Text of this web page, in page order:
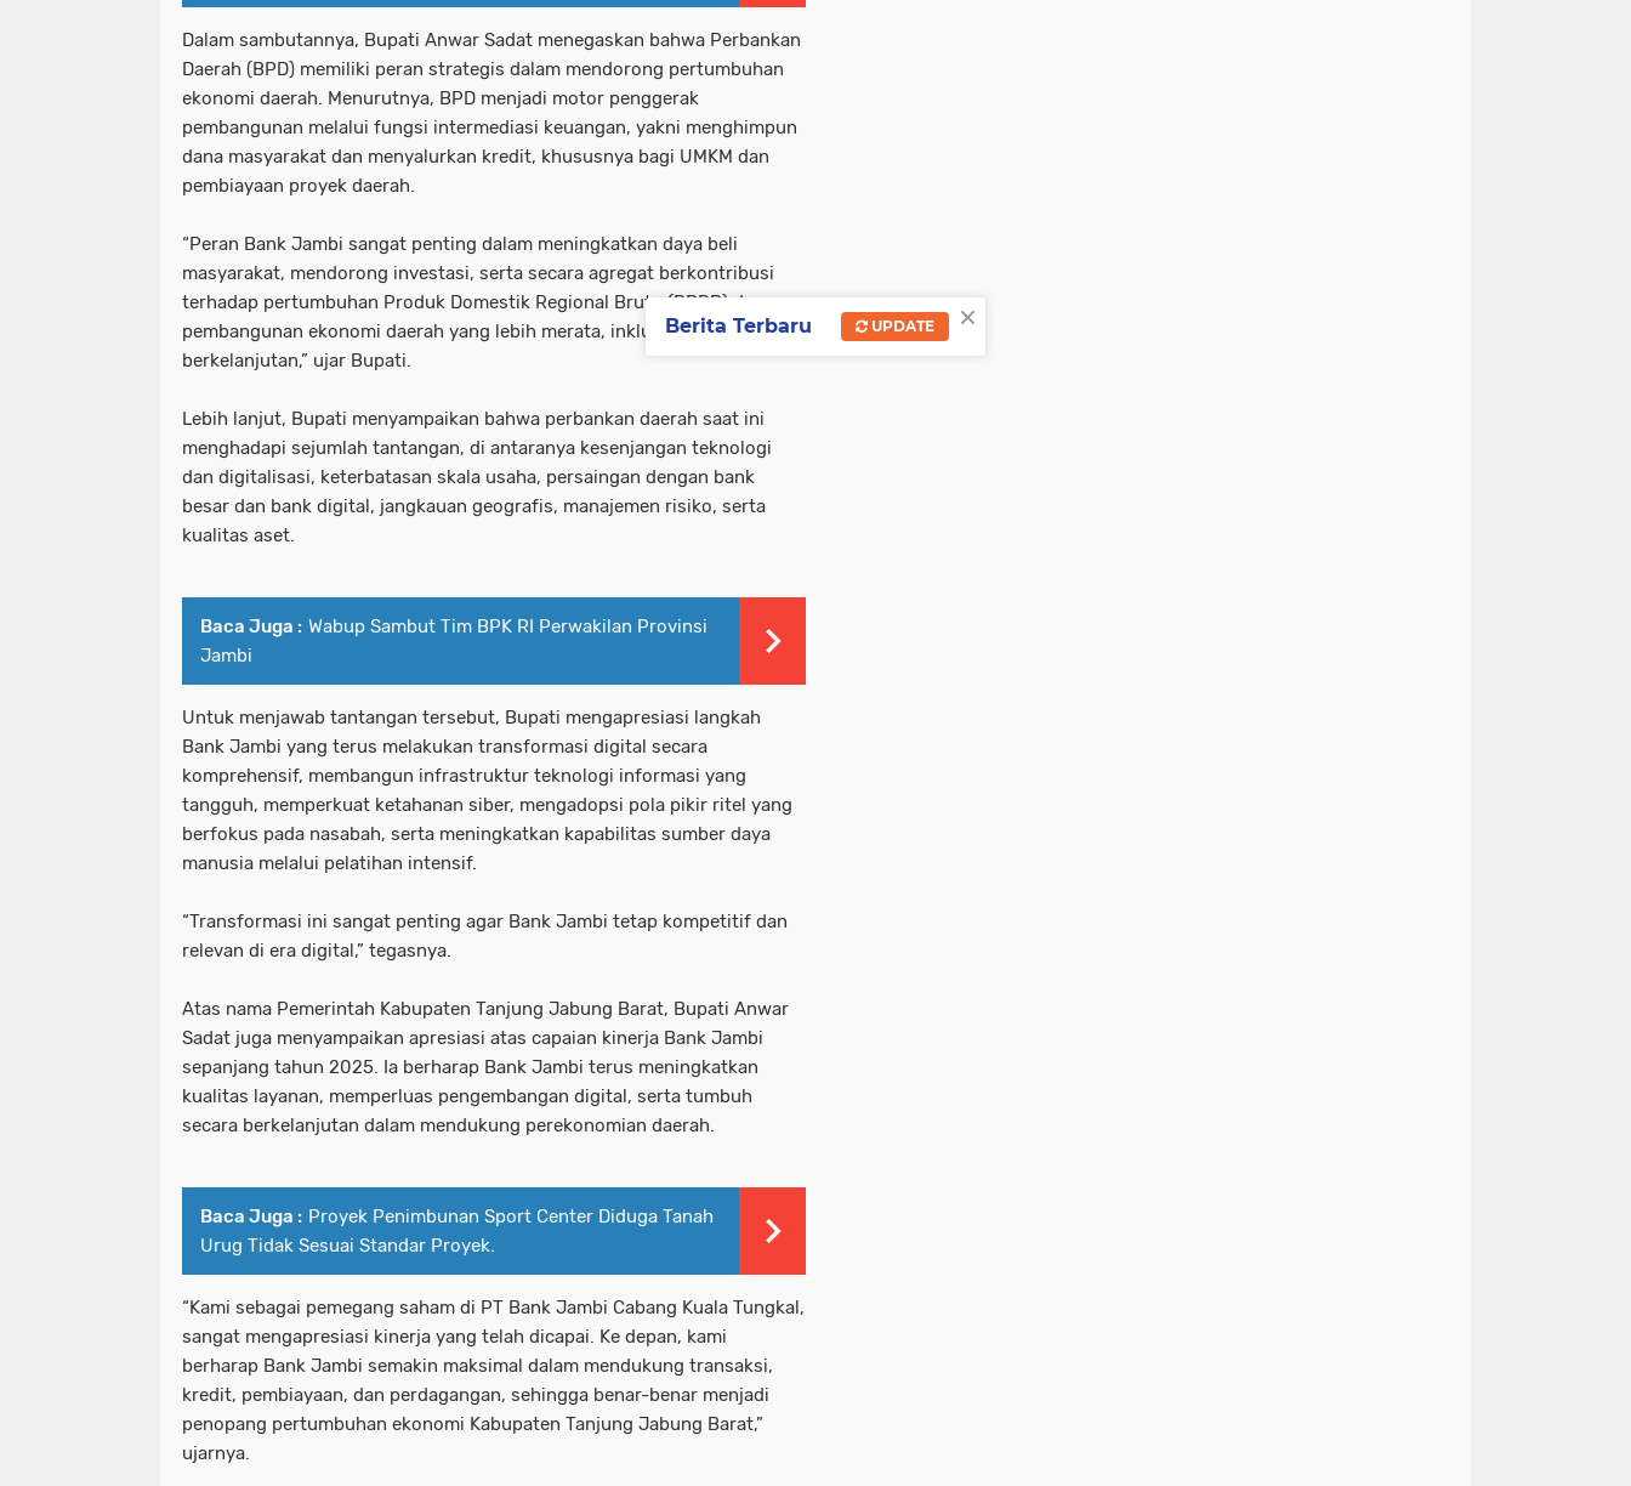
Dalam sambutannya, Bupati Anwar Sadat menegaskan bahwa Perbankan
Daerah (BPD) memiliki peran strategis dalam mendorong pertumbuhan
ekonomi daerah. Menurutnya, BPD menjadi motor penggerak
pembangunan melalui fungsi intermediasi keuangan, yakni menghimpun
dana masyarakat dan menyalurkan kredit, khususnya bagi UMKM dan
pembiayaan proyek daerah.
“Peran Bank Jambi sangat penting dalam meningkatkan daya beli
masyarakat, mendorong investasi, serta secara agregat berkontribusi
terhadap pertumbuhan Produk Domestik Regional Bruto (PDRB) dan
pembangunan ekonomi daerah yang lebih merata, inklusif, dan
berkelanjutan,” ujar Bupati.
Lebih lanjut, Bupati menyampaikan bahwa perbankan daerah saat ini
menghadapi sejumlah tantangan, di antaranya kesenjangan teknologi
dan digitalisasi, keterbatasan skala usaha, persaingan dengan bank
besar dan bank digital, jangkauan geografis, manajemen risiko, serta
kualitas aset.
Baca Juga : Wabup Sambut Tim BPK RI Perwakilan Provinsi
Jambi
Untuk menjawab tantangan tersebut, Bupati mengapresiasi langkah
Bank Jambi yang terus melakukan transformasi digital secara
komprehensif, membangun infrastruktur teknologi informasi yang
tangguh, memperkuat ketahanan siber, mengadopsi pola pikir ritel yang
berfokus pada nasabah, serta meningkatkan kapabilitas sumber daya
manusia melalui pelatihan intensif.
“Transformasi ini sangat penting agar Bank Jambi tetap kompetitif dan
relevan di era digital,” tegasnya.
Atas nama Pemerintah Kabupaten Tanjung Jabung Barat, Bupati Anwar
Sadat juga menyampaikan apresiasi atas capaian kinerja Bank Jambi
sepanjang tahun 2025. Ia berharap Bank Jambi terus meningkatkan
kualitas layanan, memperluas pengembangan digital, serta tumbuh
secara berkelanjutan dalam mendukung perekonomian daerah.
Baca Juga : Proyek Penimbunan Sport Center Diduga Tanah
Urug Tidak Sesuai Standar Proyek.
“Kami sebagai pemegang saham di PT Bank Jambi Cabang Kuala Tungkal,
sangat mengapresiasi kinerja yang telah dicapai. Ke depan, kami
berharap Bank Jambi semakin maksimal dalam mendukung transaksi,
kredit, pembiayaan, dan perdagangan, sehingga benar-benar menjadi
penopang pertumbuhan ekonomi Kabupaten Tanjung Jabung Barat,”
ujarnya.
×
Berita Terbaru UPDATE